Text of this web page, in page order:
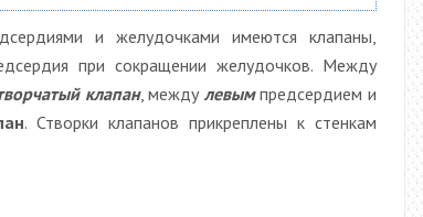
и желудочками имеются клапаны,
при сокращении желудочков. Между
клапан, между левымпредсердием и
. Створки клапанов прикреплены к стенкам